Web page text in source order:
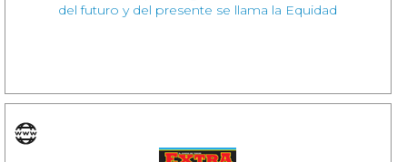
del futuro y del presente se llama la Equidad